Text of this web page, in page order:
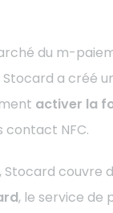
du m-
Stocard a créé
activer la
contact NFC.
, le service de